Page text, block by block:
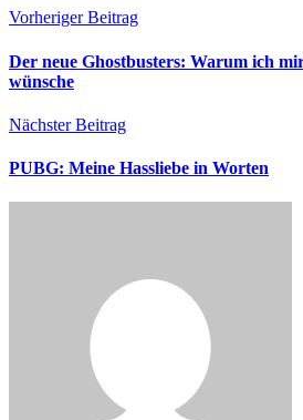
Vorheriger Beitrag
Der neue Ghostbusters: Warum ich
wünsche
Nächster Beitrag
PUBG: Meine Hassliebe in Worten